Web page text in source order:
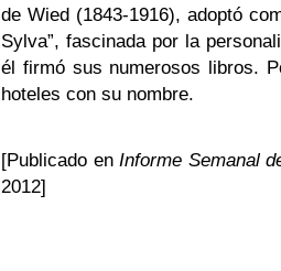
de Wied (1843-1916), adoptó
Sylva”, fascinada por la
él firmó sus numerosos libros.
hoteles con su nombre.
[Publicado enInforme Semanal
2012]